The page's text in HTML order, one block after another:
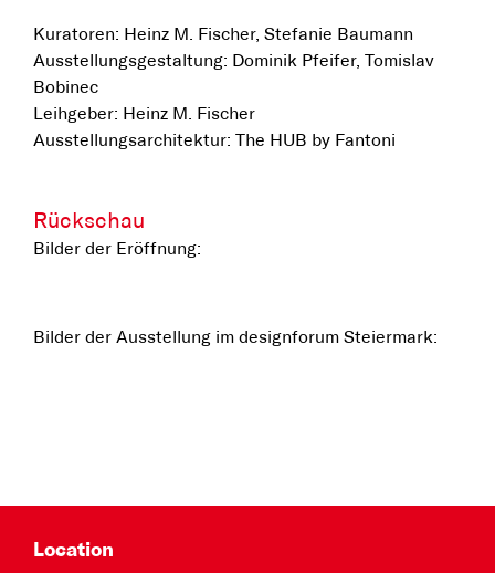
Kuratoren: Heinz M. Fischer, Stefanie Baumann
Ausstellungsgestaltung: Dominik Pfeifer, Tomislav
Bobinec
Leihgeber: Heinz M. Fischer
Ausstellungsarchitektur: The HUB by Fantoni
Rückschau
Bilder der Eröffnung:
Bilder der Ausstellung im designforum Steiermark:
Location